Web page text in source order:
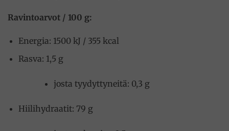
Ravintoarvot / 100 g:
Energia: 1500 kJ / 355 kcal
Rasva: 1,5 g
josta tyydyttyneitä: 0,3 g
Hiilihydraatit: 79 g